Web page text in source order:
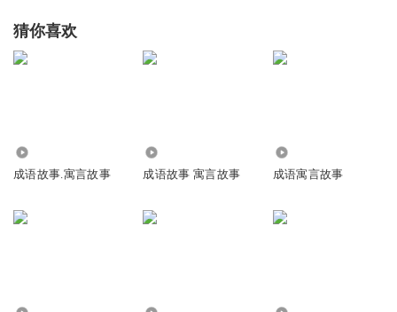
猜你喜欢
成语故事.寓言故事 成语故事 寓言故事 成语寓言故事